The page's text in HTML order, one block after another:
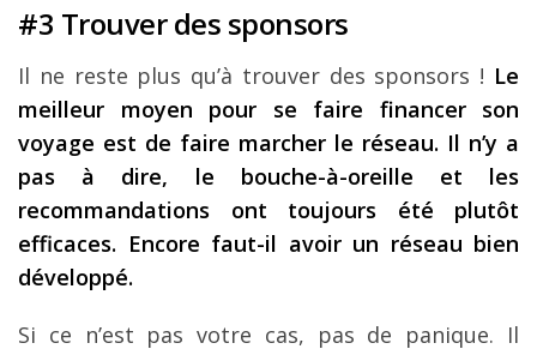
#3 Trouver des sponsors
Il ne reste plus qu’à trouver des sponsors ! Le
meilleur moyen pour se faire financer son
voyage est de faire marcher le réseau. Il n’y a
pas à dire, le bouche-à-oreille et les
recommandations ont toujours été plutôt
efficaces. Encore faut-il avoir un réseau bien
développé.
Si ce n’est pas votre cas, pas de panique. Il